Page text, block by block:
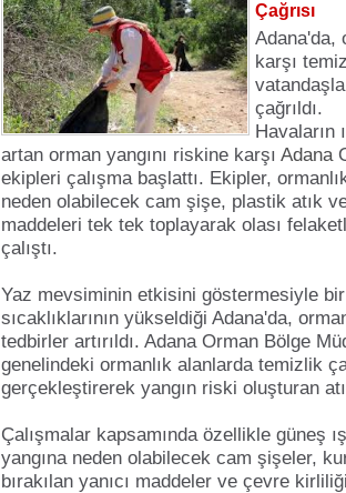
Çağrısı
Adana'da,
karşı
çağrıldı.
Havaların
artan orman yangını riskine karşı Adana
ekipleri çalışma başlattı. Ekipler,
neden olabilecek cam şişe, plastik atık
maddeleri tek tek toplayarak olası
çalıştı.
Yaz mevsiminin etkisini göstermesiyle
sıcaklıklarının yükseldiği Adana'da,
tedbirler artırıldı. Adana Orman Bölge
genelindeki ormanlık alanlarda temizlik
gerçekleştirerek yangın riski oluşturan
Çalışmalar kapsamında özellikle güneş
yangına neden olabilecek cam şişeler,
bırakılan yanıcı maddeler ve çevre